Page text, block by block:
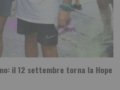
il 12 settembre torna la Hope